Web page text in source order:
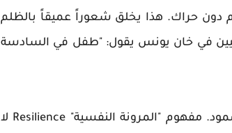
دون حراك. هذا يخلق شعوراً عميقاً بالظلم
في خان يونس يقول: "طفل في السادسة
برغم كل هذا، لا يمكن الحديث عن الانهيار دون الحديث عن الصمود. مفهوم "المرونة النفسية" Resilience لا